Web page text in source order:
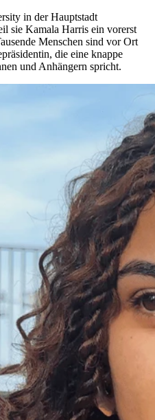
in der Hauptstadt
sie Kamala Harris ein vorerst
Menschen sind vor Ort
die eine knappe
und Anhängern spricht.